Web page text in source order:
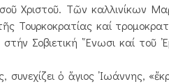
Χριστοῦ. Τῶν καλλινίκων
Τουρκοκρατίας καί
Σοβιετική ῞Ενωσι καί τοῦ
συνεχίζει ὁ ἅγιος ᾿Ιωάννης,